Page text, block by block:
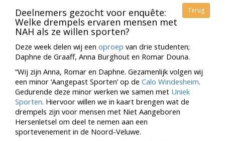
Terug
Deelnemers gezocht voor enquête:
Welke drempels ervaren mensen met
NAH als ze willen sporten?
Deze week delen wij een oproep van drie studenten;
Daphne de Graaff, Anna Burghout en Romar Douna.
“Wij zijn Anna, Romar en Daphne. Gezamenlijk volgen wij
een minor ‘Aangepast Sporten’ op de Calo Windesheim.
Gedurende deze minor werken we samen met Uniek
Sporten. Hiervoor willen we in kaart brengen wat de
drempels zijn voor mensen met Niet Aangeboren
Hersenletsel om deel te nemen aan een
sportevenement in de Noord-Veluwe.